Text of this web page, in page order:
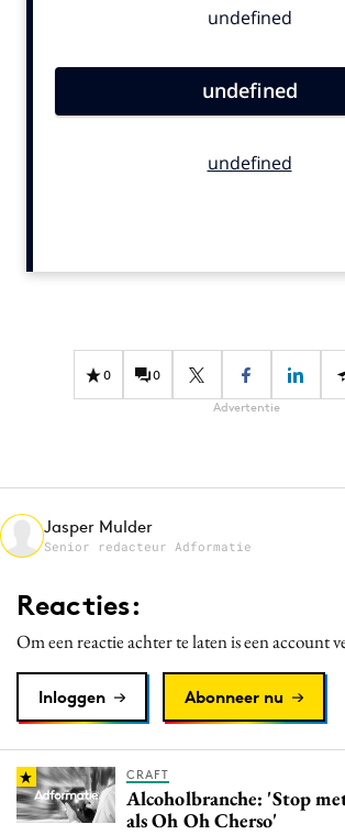
Contentmarketing
Effectiviteit
Gedragsverandering
Martech
Media
Merkstrategie
Programmatic
Purpose Marketing
Reputatie & crisis
0 0
Advertentie
Jasper Mulder
Senior redacteur Adformatie
Reacties:
Om een reactie achter te laten is een account
Inloggen Abonneer nu
CRAFT
Alcoholbranche: 'Stop
als Oh Oh Cherso'